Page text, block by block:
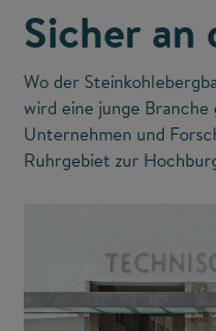
Sicher an
Wo der
wird eine junge
Unternehmen und
Ruhrgebiet zur